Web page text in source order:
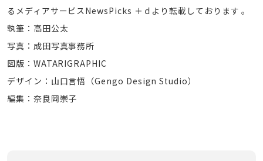
るメディアサービスNewsPicks ＋ｄより転載しております 。
執筆：高田公太
写真：成田写真事務所
図版：WATARIGRAPHIC
デザイン：山口言悟（Gengo Design Studio）
編集：奈良岡崇子